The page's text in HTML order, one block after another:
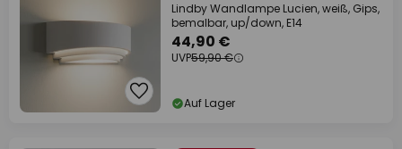
Lindby Wandlampe Lucien, weiß, Gips,
bemalbar, up/down, E14
44,90 €
UVP59,90 €
Auf Lager